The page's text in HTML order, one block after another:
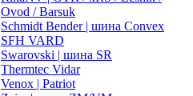
Ovod / Barsuk
Schmidt Bender | шина Convex
SFH VARD
Swarovski | шина SR
Thermtec Vidar
Venox | Patriot